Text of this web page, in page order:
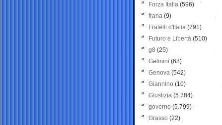
Forza Italia (596)
frana (9)
Fratelli d'Italia (291)
Futuro e Libertà (510)
g8 (25)
Gelmini (68)
Genova (542)
Giannino (10)
Giustizia (5.784)
governo (5.799)
Grasso (22)